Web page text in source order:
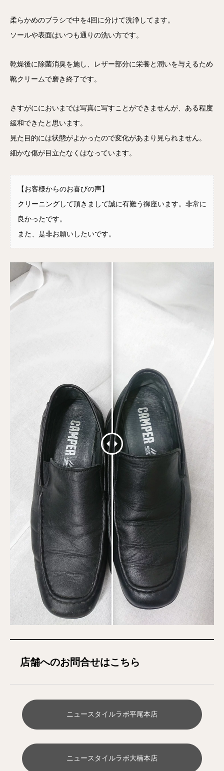
柔らかめのブラシで中を4回に分けて洗浄してます。
ソールや表面はいつも通りの洗い方です。
乾燥後に除菌消臭を施し、レザー部分に栄養と潤いを与えるため
靴クリームで磨き終了です。
さすがににおいまでは写真に写すことができませんが、ある程度
緩和できたと思います。
見た目的には状態がよかったので変化があまり見られません。
細かな傷が目立たなくはなっています。
【お客様からのお喜びの声】
クリーニングして頂きまして誠に有難う御座います。非常に
良かったです。
また、是非お願いしたいです。
店舗へのお問合せはこちら
ニュースタイルラボ平尾本店
ニュースタイルラボ大楠本店